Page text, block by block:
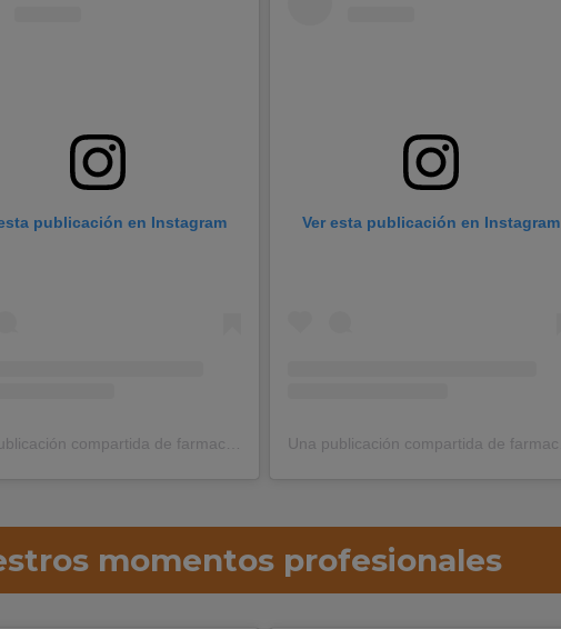
publicación en Instagram Ver esta publicación en Instagram
momentos profesionales